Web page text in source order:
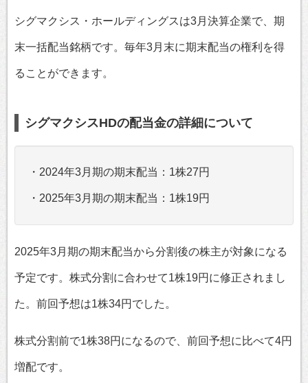
シグマクシス・ホールディングスは3月決算企業で、期
末一括配当銘柄です。毎年3月末に期末配当の権利を得
ることができます。
シグマクシスHDの配当金の詳細について
・2024年3月期の期末配当：1株27円
・2025年3月期の期末配当：1株19円
2025年3月期の期末配当から分割後の株主が対象になる
予定です。株式分割に合わせて1株19円に修正されまし
た。前回予想は1株34円でした。
株式分割前で1株38円になるので、前回予想に比べて4円
増配です。